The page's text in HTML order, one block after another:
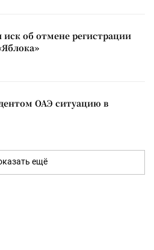
об отмене регистрации
ОАЭ ситуацию в
ещё